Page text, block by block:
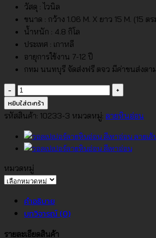
วัสดุ : ไวนิล
ขนาด : กว้าง 1.06 M. X ยาว 15 M. (15 ตร
น้ำหนัก : 4.8 กิโล
ประเทศ : เกาหลี
อายุการใช้งาน 7-12 ปี
กทม นนทบุรี จัดส่งฟรี ตจว มีค่าขนส่งตา
จำนวน
วอลเปเปอร์
ลาย
อ่อน
สี
เทา
อ่อน
ลาย
เส้น
หยิบใส่ตะกร้า
รหัสสินค้า: 10233-3 หมวดหมู่: ลายหินอ่อน
หมวดหมู่
หมวด
คำอธิบาย
บทวิจารณ์ (0)
รายละเอียดสินค้า